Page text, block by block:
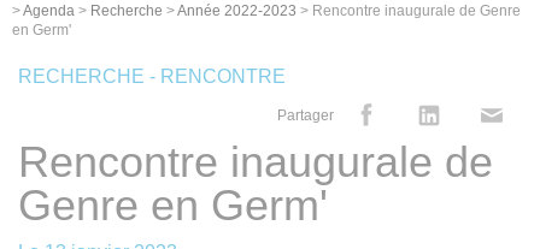
>Agenda > Recherche >Année 2022-2023 > Rencontre inaugurale de Genre
en Germ'
RECHERCHE - RENCONTRE
Partager
Rencontre inaugurale de
Genre en Germ'